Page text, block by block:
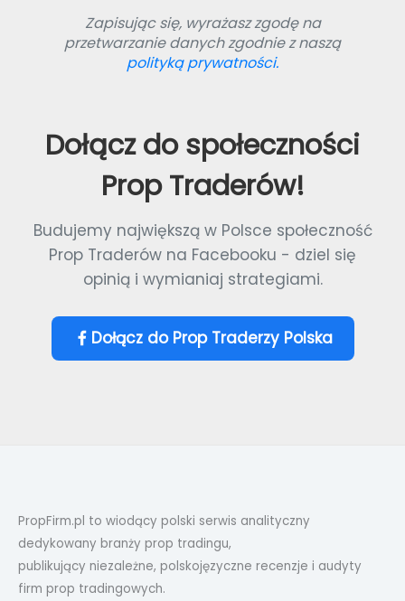
Zapisując się, wyrażasz zgodę na
przetwarzanie danych zgodnie z naszą
polityką prywatności.
Dołącz do społeczności
Prop Traderów!
Budujemy największą w Polsce społeczność
Prop Traderów na Facebooku - dziel się
opinią i wymianiaj strategiami.
Dołącz do Prop Traderzy Polska
PropFirm.pl to wiodący polski serwis analityczny
dedykowany branży prop tradingu,
publikujący niezależne, polskojęzyczne recenzje i audyty
firm prop tradingowych.